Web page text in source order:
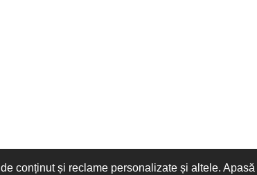
conținut și reclame personalizate și altele.